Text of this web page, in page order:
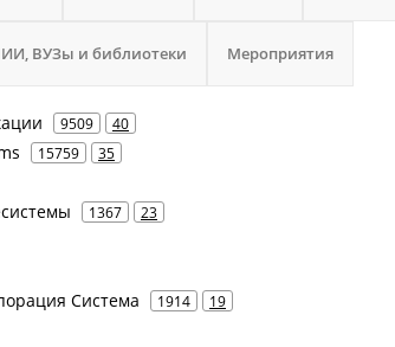
ВУЗы и библиотеки Мероприятия
9509 40
15759 35
1367 23
Система 1914 19